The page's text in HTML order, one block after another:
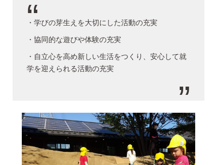
・学びの芽生えを大切にした活動の充実
・協同的な遊びや体験の充実
・自立心を高め新しい生活をつくり、安心して就
学を迎えられる活動の充実